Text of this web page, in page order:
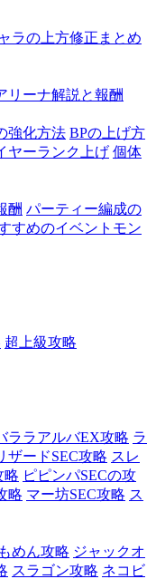
ラの上方修正まとめ
リーナ解説と報酬
強化方法 BPの上げ方
ヤーランク上げ 個体
酬 パーティー編成の
すめのイベントモン
超上級攻略
ララアルバEX攻略 ラ
ザードSEC攻略 スレ
略 ピピンパSECの攻
略 マー坊SEC攻略 ス
めん攻略 ジャックオ
スラゴン攻略 ネコビ